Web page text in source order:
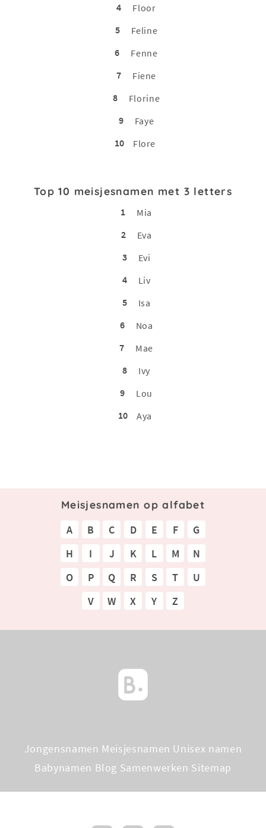
4
Floor
5
Feline
6
Fenne
7
Fiene
8
Florine
9
Faye
10
Flore
Top 10 meisjesnamen met 3 letters
1
Mia
2
Eva
3
Evi
4
Liv
5
Isa
6
Noa
7
Mae
8
Ivy
9
Lou
10
Aya
Meisjesnamen op alfabet
A B C D E F
G
H
I J K L M
N
O
P Q R S T
U
V
W X Y Z
Jongensnamen Meisjesnamen Unisex namen
Babynamen Blog Samenwerken Sitemap